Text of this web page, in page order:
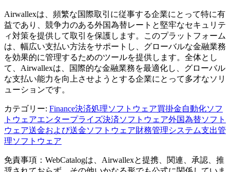
Airwallexは、頻繁な国際取引に従事する企業にとって特に有
益であり、競争力のある外国為替レートと堅牢なセキュリテ
ィ対策を提供して取引を保護します。このプラットフォーム
は、幅広い支払い方法をサポートし、グローバルな金融業務
を効果的に管理するためのツールを提供します。全体とし
て、Airwallexは、国際的な金融業務を最適化し、グローバル
な支払い能力を向上させようとする企業にとって多才なソリ
ューションです。
カテゴリー: Finance決済処理ソフトウェア買掛金自動化ソフ
トウェアエンタープライズ決済ソフトウェア外国為替ソフト
ウェア送金および送金ソフトウェア財務管理システム支出管
理ソフトウェア
免責事項：WebCatalogは、Airwallexと提携、関連、承認、推